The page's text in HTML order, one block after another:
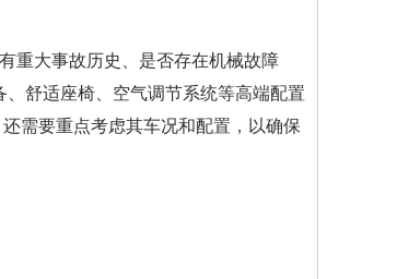
重大事故历史、是否存在机械故障
舒适座椅、空气调节系统等高端配置
需要重点考虑其车况和配置，以确保